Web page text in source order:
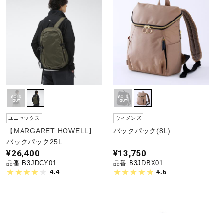
ユニセックス
【MARGARET HOWELL】
バックパック25L
¥26,400
品番 B3JDCY01
4.4
ウィメンズ
バックパック(8L)
¥13,750
品番 B3JDBX01
4.6